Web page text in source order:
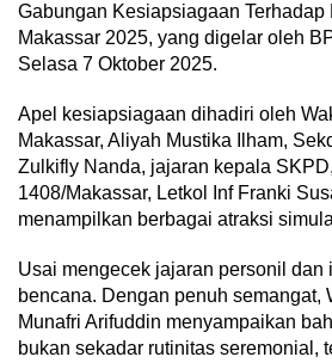
Gabungan Kesiapsiagaan Terhadap
Makassar 2025, yang digelar oleh
Selasa 7 Oktober 2025.
Apel kesiapsiagaan dihadiri oleh
Makassar, Aliyah Mustika Ilham,
Zulkifly Nanda, jajaran kepala
1408/Makassar, Letkol Inf Franki
menampilkan berbagai atraksi
Usai mengecek jajaran personil dan
bencana. Dengan penuh semangat,
Munafri Arifuddin menyampaikan
bukan sekadar rutinitas seremonial,